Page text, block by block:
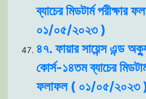
ব্যাচের মিডটার্ম পরীক্ষার
০১/০৫/২০২৩ )
৪৭. ফায়ার সায়েন্স এন্ড
কোর্স-১৪তম ব্যাচের
ফলাফল ( ০১/০৫/২০২৩